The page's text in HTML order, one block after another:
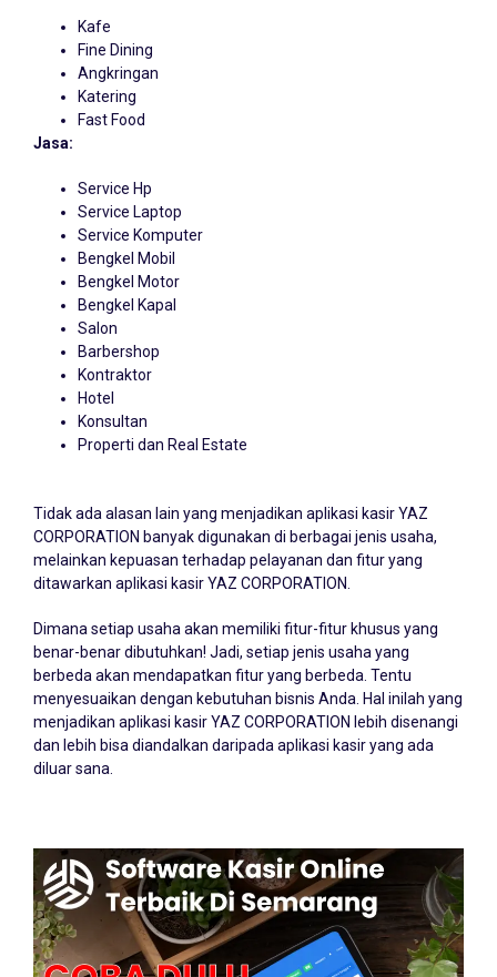
Kafe
Fine Dining
Angkringan
Katering
Fast Food
Jasa:
Service Hp
Service Laptop
Service Komputer
Bengkel Mobil
Bengkel Motor
Bengkel Kapal
Salon
Barbershop
Kontraktor
Hotel
Konsultan
Properti dan Real Estate
Tidak ada alasan lain yang menjadikan aplikasi kasir YAZ
CORPORATION banyak digunakan di berbagai jenis usaha,
melainkan kepuasan terhadap pelayanan dan fitur yang
ditawarkan aplikasi kasir YAZ CORPORATION.
Dimana setiap usaha akan memiliki fitur-fitur khusus yang
benar-benar dibutuhkan! Jadi, setiap jenis usaha yang
berbeda akan mendapatkan fitur yang berbeda. Tentu
menyesuaikan dengan kebutuhan bisnis Anda. Hal inilah yang
menjadikan aplikasi kasir YAZ CORPORATION lebih disenangi
dan lebih bisa diandalkan daripada aplikasi kasir yang ada
diluar sana.